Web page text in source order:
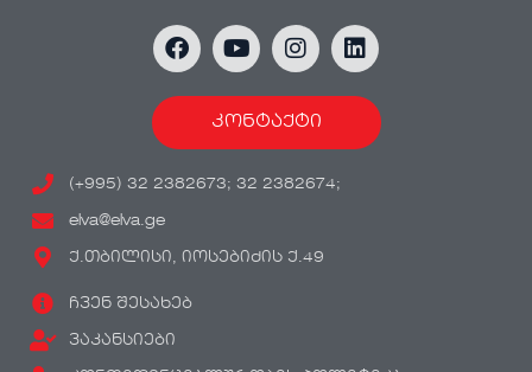
კონტაქტი
(+995) 32 2382673; 32 2382674;
elva@elva.ge
ქ.თბილისი, იოსებიძის ქ.49
ჩვენ შესახებ
ვაკანსიები